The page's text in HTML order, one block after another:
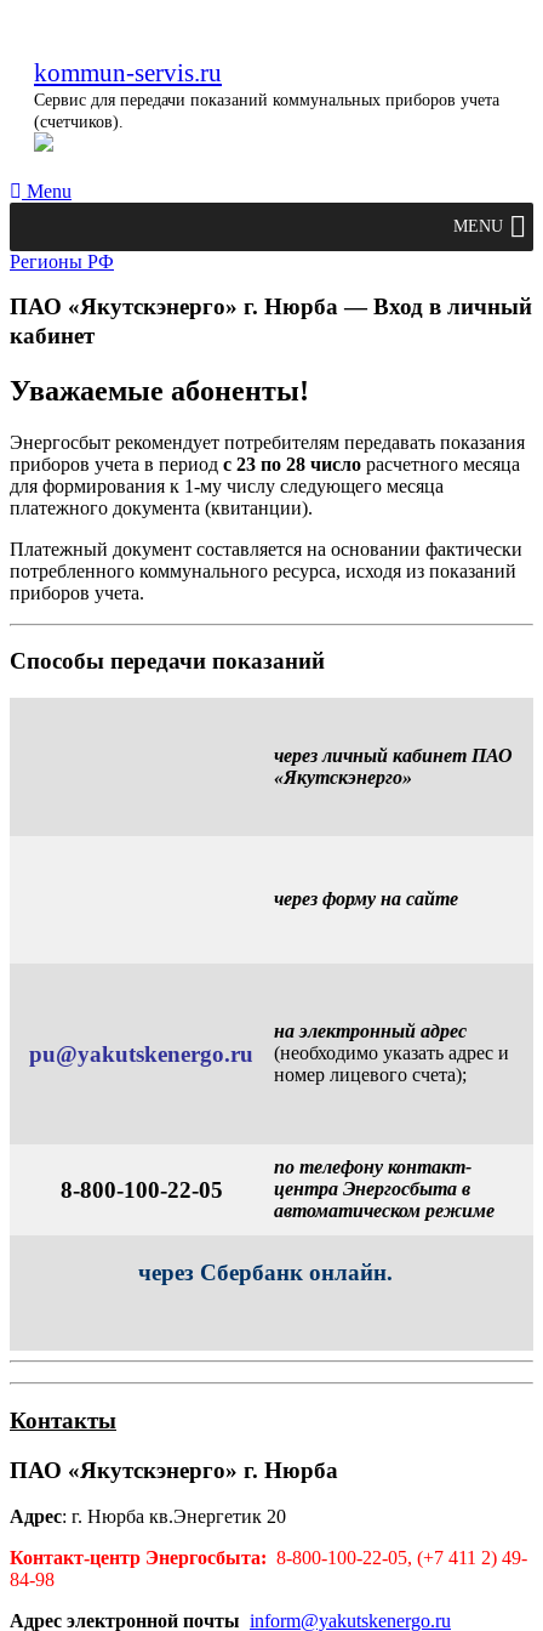
kommun-servis.ru
Сервис для передачи показаний коммунальных приборов учета
(счетчиков).
Menu
MENU
Регионы РФ
ПАО «Якутскэнерго» г. Нюрба — Вход в личный
кабинет
Уважаемые абоненты!
Энергосбыт рекомендует потребителям передавать показания
приборов учета в период с 23 по 28 число расчетного месяца
для формирования к 1-му числу следующего месяца
платежного документа (квитанции).
Платежный документ составляется на основании фактически
потребленного коммунального ресурса, исходя из показаний
приборов учета.
Способы передачи показаний
через личный кабинет ПАО
«Якутскэнерго»
через форму на сайте
pu@yakutskenergo.ru
на электронный адрес
(необходимо указать адрес и
номер лицевого счета);
8-800-100-22-05
по телефону контакт-
центра Энергосбыта в
автоматическом режиме
через Сбербанк онлайн.
Контакты
ПАО «Якутскэнерго» г. Нюрба
Адрес: г. Нюрба кв.Энергетик 20
Контакт-центр Энергосбыта: 8-800-100-22-05, (+7 411 2) 49-
84-98
Адрес электронной почты inform@yakutskenergo.ru